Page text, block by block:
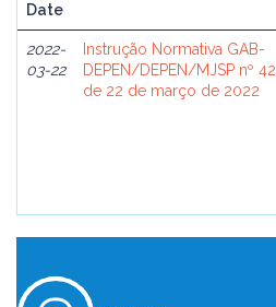
Date
2022-
03-22
Instrução Normativa GAB-
DEPEN/DEPEN/MJSP nº 42,
de 22 de março de 2022